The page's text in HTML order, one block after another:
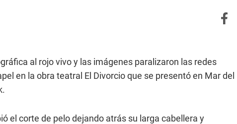
al rojo vivo y las imágenes paralizaron las redes
en la obra teatral El Divorcio que se presentó en Mar del
el corte de pelo dejando atrás su larga cabellera y